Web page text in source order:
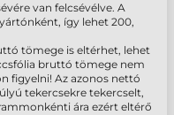
van felcsévélve. A
így lehet 200,
tömege is eltérhet, lehet
bruttó tömege nem
figyelni! Az azonos nettó
tekercsekre tekercselt,
ára ezért eltérő